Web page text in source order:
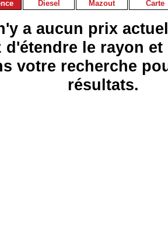
Diesel Mazout Carte
a aucun prix
d'étendre le rayon
votre recherche
résultats.